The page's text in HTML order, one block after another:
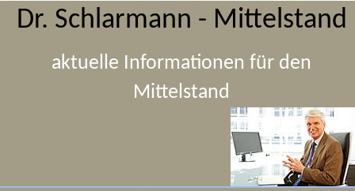
Dr. Schlarmann - Mittelstand
aktuelle Informationen für den
Mittelstand